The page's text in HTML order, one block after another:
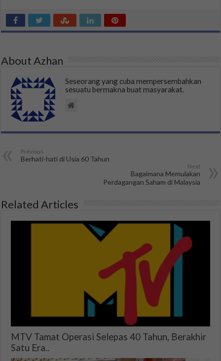
About Azhan
Seseorang yang cuba mempersembahkan
sesuatu bermakna buat masyarakat.
Previous
Berhati-hati di Usia 60 Tahun
Next
Bagaimana Memulakan
Perdagangan Saham di Malaysia
Related Articles
MTV Tamat Operasi Selepas 40 Tahun, Berakhir
Satu Era..